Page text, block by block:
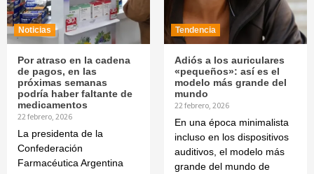
Noticias
Por atraso en la cadena
de pagos, en las
próximas semanas
podría haber faltante de
medicamentos
22 febrero, 2026
La presidenta de la
Confederación
Farmacéutica Argentina
Tendencia
Adiós a los auriculares
«pequeños»: así es el
modelo más grande del
mundo
22 febrero, 2026
En una época minimalista
incluso en los dispositivos
auditivos, el modelo más
grande del mundo de